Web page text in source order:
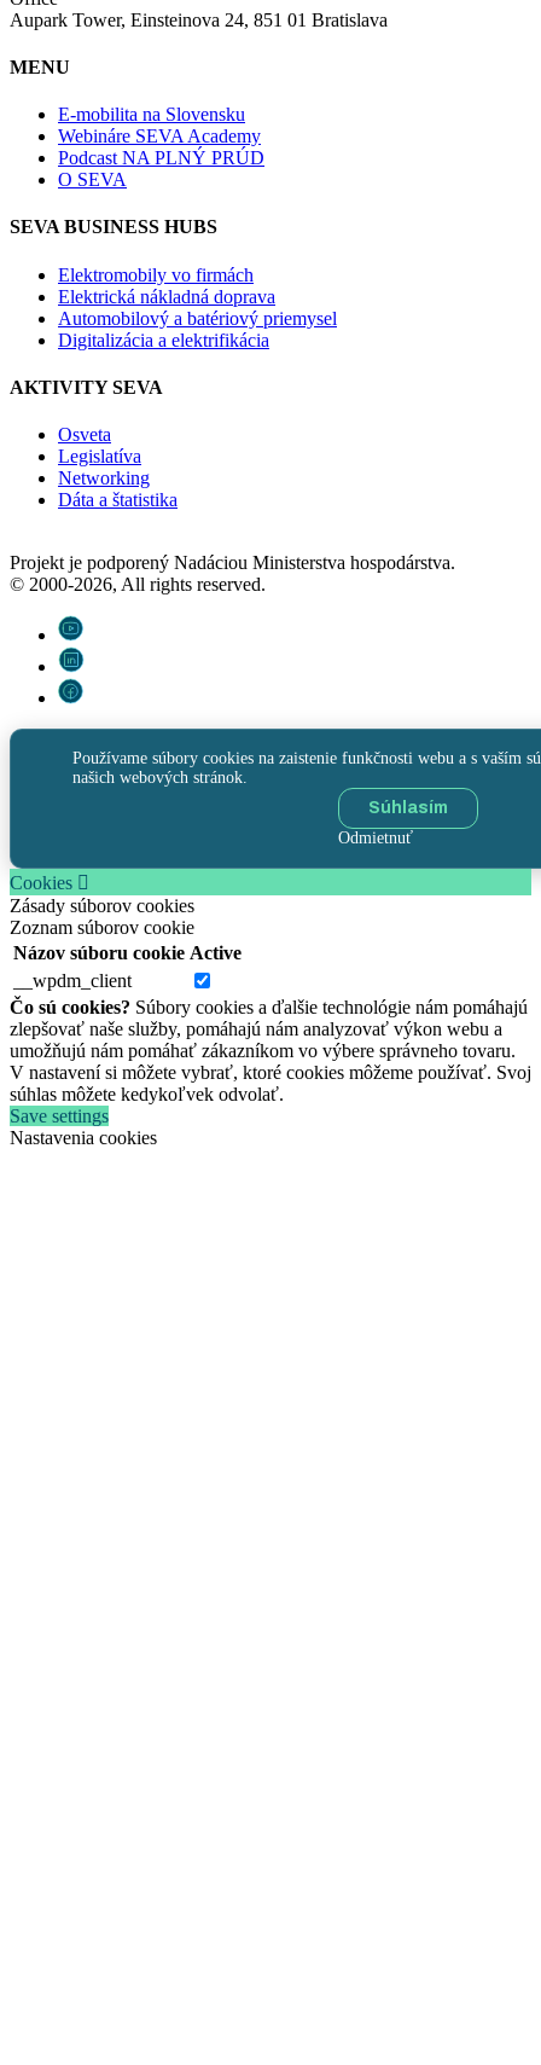
Aupark Tower, Einsteinova 24, 851 01 Bratislava
MENU
E-mobilita na Slovensku
Webináre SEVA Academy
Podcast NA PLNÝ PRÚD
O SEVA
SEVA BUSINESS HUBS
Elektromobily vo firmách
Elektrická nákladná doprava
Automobilový a batériový priemysel
Digitalizácia a elektrifikácia
AKTIVITY SEVA
Osveta
Legislatíva
Networking
Dáta a štatistika
Projekt je podporený Nadáciou Ministerstva hospodárstva.
© 2000-2026, All rights reserved.
Používame súbory cookies na zaistenie funkčnosti webu a s vaším
našich webových stránok.
Súhlasím
Odmietnuť
Cookies
Zásady súborov cookies
Zoznam súborov cookie
Názov súboru cookie Active
__wpdm_client
Čo sú cookies? Súbory cookies a ďalšie technológie nám pomáhajú
zlepšovať naše služby, pomáhajú nám analyzovať výkon webu a
umožňujú nám pomáhať zákazníkom vo výbere správneho tovaru.
V nastavení si môžete vybrať, ktoré cookies môžeme používať. Svoj
súhlas môžete kedykoľvek odvolať.
Save settings
Nastavenia cookies